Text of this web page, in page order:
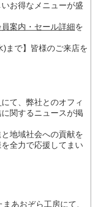
お得なメニューが盛
案内・セール詳細を
)まで】皆様のご来店を
にて、弊社とのオフィ
関するニュースが掲
地域社会への貢献を
全力で応援してまい
まあおぞら工房にて、